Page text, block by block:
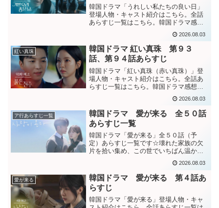
韓国ドラマ「うれしい私たちの良い日」
登場人物・キャスト紹介はこちら。全話
あらすじ一覧はこちら。韓国ドラマ感想
しい私たちの良い日」第８５話あらすじ
ギョルに事故の真相を打ち明けようとし
ていたクォンシクだったが...
2026.08.03
紅い真珠
韓国ドラマ 紅い真珠 第９３
話、第９４話あらすじ
韓国ドラマ「紅い真珠（赤い真珠）」登
場人物・キャスト紹介はこちら。全話あ
らすじ一覧はこちら。韓国ドラマ感想ブ
真珠」第９３話あらすじ会長候補として
対決することになるチンジュとヒョンジ
ュン。監禁場所からユンジ...
2026.08.03
ア行あらすじ一覧
韓国ドラマ 愛が来る 全５０話
あらすじ一覧
韓国ドラマ「愛が来る」全５０話（予
定）あらすじ一覧です☆壊れた家族の欠
片を拾い集め、この世でいちばん温かな
人生の食卓を囲んでいく、一組の男女が
織りなすファミリーレシピ・ドラマ。韓
国ドラマ「愛が来る」登場人物・キャス
ト紹介はこちら。第１話あら...
2026.08.03
愛が来る
韓国ドラマ 愛が来る 第４話あ
らすじ
韓国ドラマ「愛が来る」登場人物・キャ